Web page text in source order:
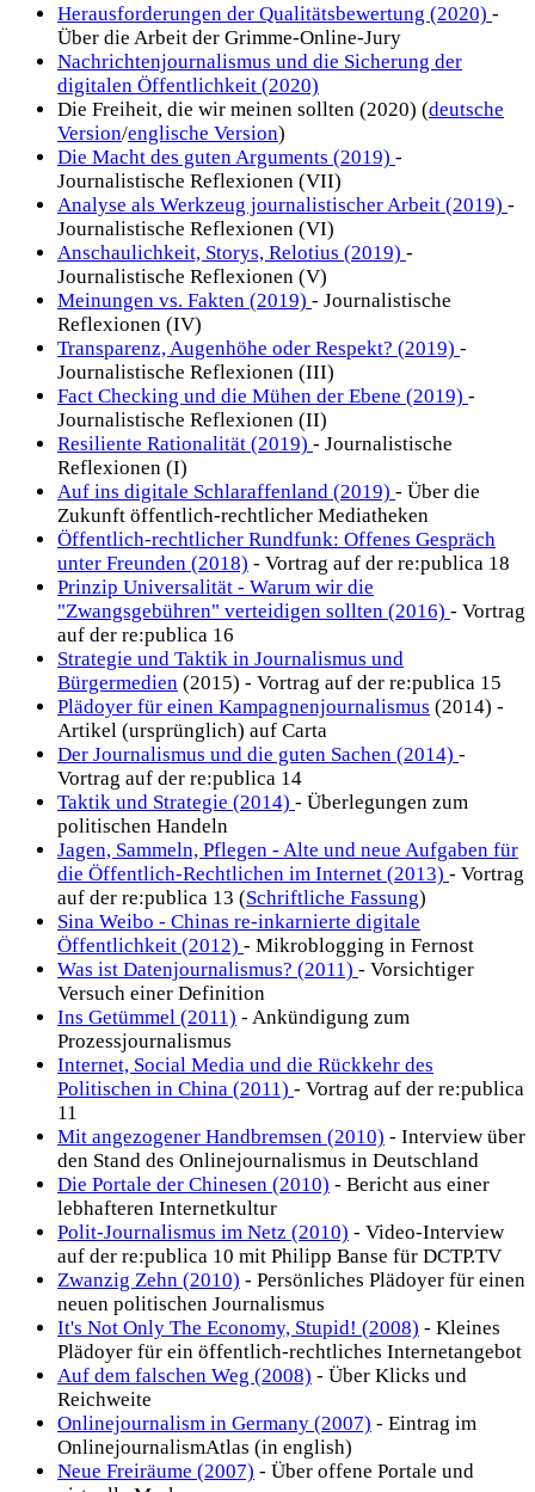
Herausforderungen der Qualitätsbewertung (2020) -
Über die Arbeit der Grimme-Online-Jury
Nachrichtenjournalismus und die Sicherung der
digitalen Öffentlichkeit (2020)
Die Freiheit, die wir meinen sollten (2020) (deutsche
Version/englische Version)
Die Macht des guten Arguments (2019) -
Journalistische Reflexionen (VII)
Analyse als Werkzeug journalistischer Arbeit (2019) -
Journalistische Reflexionen (VI)
Anschaulichkeit, Storys, Relotius (2019) -
Journalistische Reflexionen (V)
Meinungen vs. Fakten (2019) - Journalistische
Reflexionen (IV)
Transparenz, Augenhöhe oder Respekt? (2019) -
Journalistische Reflexionen (III)
Fact Checking und die Mühen der Ebene (2019) -
Journalistische Reflexionen (II)
Resiliente Rationalität (2019) - Journalistische
Reflexionen (I)
Auf ins digitale Schlaraffenland (2019) - Über die
Zukunft öffentlich-rechtlicher Mediatheken
Öffentlich-rechtlicher Rundfunk: Offenes Gespräch
unter Freunden (2018) - Vortrag auf der re:publica 18
Prinzip Universalität - Warum wir die
"Zwangsgebühren" verteidigen sollten (2016) - Vortrag
auf der re:publica 16
Strategie und Taktik in Journalismus und
Bürgermedien (2015) - Vortrag auf der re:publica 15
Plädoyer für einen Kampagnenjournalismus (2014) -
Artikel (ursprünglich) auf Carta
Der Journalismus und die guten Sachen (2014) -
Vortrag auf der re:publica 14
Taktik und Strategie (2014) - Überlegungen zum
politischen Handeln
Jagen, Sammeln, Pflegen - Alte und neue Aufgaben für
die Öffentlich-Rechtlichen im Internet (2013) - Vortrag
auf der re:publica 13 (Schriftliche Fassung)
Sina Weibo - Chinas re-inkarnierte digitale
Öffentlichkeit (2012) - Mikroblogging in Fernost
Was ist Datenjournalismus? (2011) - Vorsichtiger
Versuch einer Definition
Ins Getümmel (2011) - Ankündigung zum
Prozessjournalismus
Internet, Social Media und die Rückkehr des
Politischen in China (2011) - Vortrag auf der re:publica
11
Mit angezogener Handbremsen (2010) - Interview über
den Stand des Onlinejournalismus in Deutschland
Die Portale der Chinesen (2010) - Bericht aus einer
lebhafteren Internetkultur
Polit-Journalismus im Netz (2010) - Video-Interview
auf der re:publica 10 mit Philipp Banse für DCTP.TV
Zwanzig Zehn (2010) - Persönliches Plädoyer für einen
neuen politischen Journalismus
It's Not Only The Economy, Stupid! (2008) - Kleines
Plädoyer für ein öffentlich-rechtliches Internetangebot
Auf dem falschen Weg (2008) - Über Klicks und
Reichweite
Onlinejournalism in Germany (2007) - Eintrag im
OnlinejournalismAtlas (in english)
Neue Freiräume (2007) - Über offene Portale und